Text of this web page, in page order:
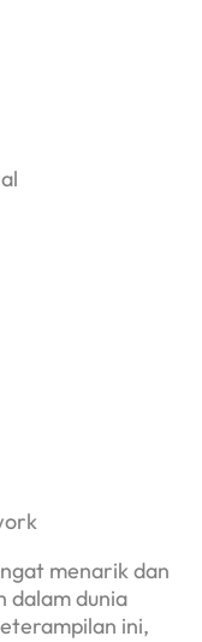
menarik dan
dalam dunia
ini,